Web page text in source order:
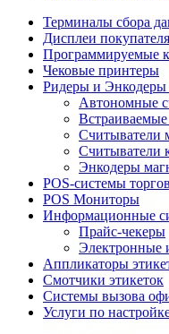
Терминалы сбора
Дисплеи покупателя
Программируемые
Чековые принтеры
Ридеры и Энкодеры
Автономные
Считыватели
Считыватели
Энкодеры
POS-системы
POS Мониторы
Информационные
Прайс-чекеры
Электронные
Аппликаторы
Смотчики этикеток
Системы вызова
Услуги по